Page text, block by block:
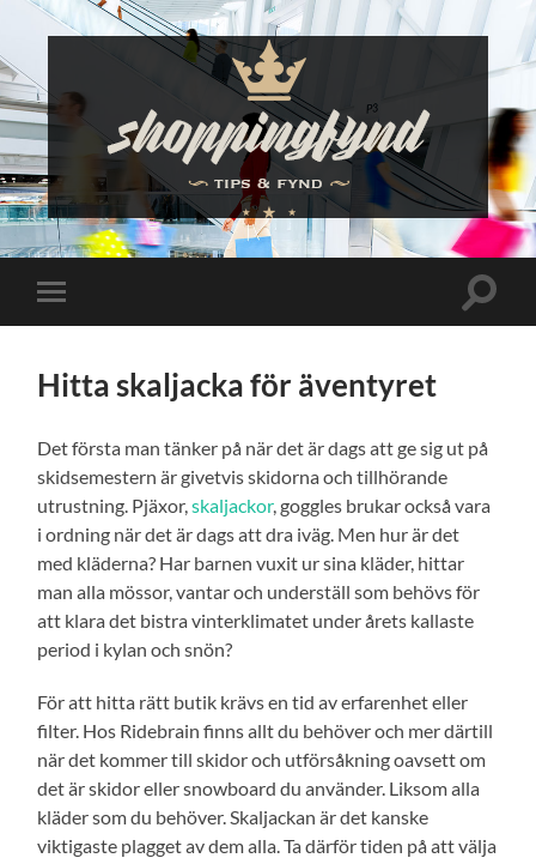
Shoppingfynd
Slå
på/av
Slå
Hitta skaljacka för äventyret
Det första man tänker på när det är dags att ge sig ut på
skidsemestern är givetvis skidorna och tillhörande
utrustning. Pjäxor,skaljackor, goggles brukar också vara
i ordning när det är dags att dra iväg. Men hur är det
med kläderna? Har barnen vuxit ur sina kläder, hittar
man alla mössor, vantar och underställ som behövs för
att klara det bistra vinterklimatet under årets kallaste
period i kylan och snön?
För att hitta rätt butik krävs en tid av erfarenhet eller
filter. Hos Ridebrain finns allt du behöver och mer därtill
när det kommer till skidor och utförsåkning oavsett om
det är skidor eller snowboard du använder. Liksom alla
kläder som du behöver. Skaljackan är det kanske
viktigaste plagget av dem alla. Ta därför tiden på att välja